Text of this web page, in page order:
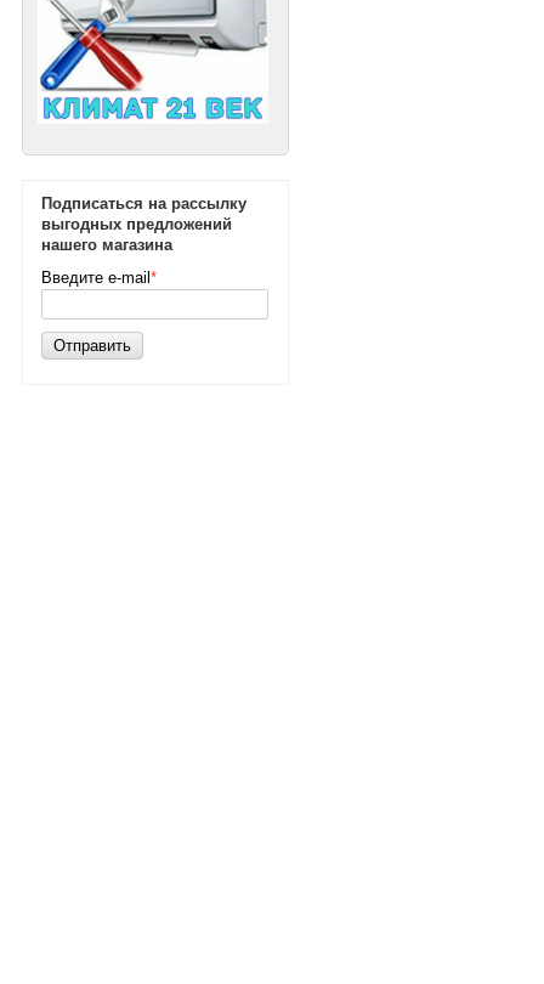
Подписаться на рассылку
выгодных предложений
нашего магазина
Введите e-mail *
Отправить